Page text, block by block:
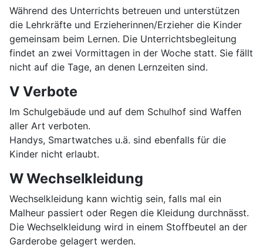
Während des Unterrichts betreuen und unterstützen
die Lehrkräfte und Erzieherinnen/Erzieher die Kinder
gemeinsam beim Lernen. Die Unterrichtsbegleitung
findet an zwei Vormittagen in der Woche statt. Sie fällt
nicht auf die Tage, an denen Lernzeiten sind.
V Verbote
Im Schulgebäude und auf dem Schulhof sind Waffen
aller Art verboten.
Handys, Smartwatches u.ä. sind ebenfalls für die
Kinder nicht erlaubt.
W Wechselkleidung
Wechselkleidung kann wichtig sein, falls mal ein
Malheur passiert oder Regen die Kleidung durchnässt.
Die Wechselkleidung wird in einem Stoffbeutel an der
Garderobe gelagert werden.